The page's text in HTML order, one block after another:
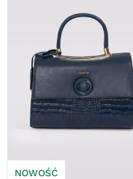
NOWOŚĆ